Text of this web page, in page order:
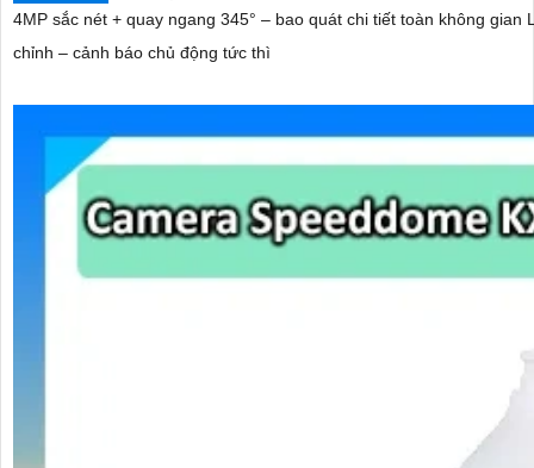
4MP sắc nét + quay ngang 345° – bao quát chi tiết toàn không
chỉnh – cảnh báo chủ động tức thì